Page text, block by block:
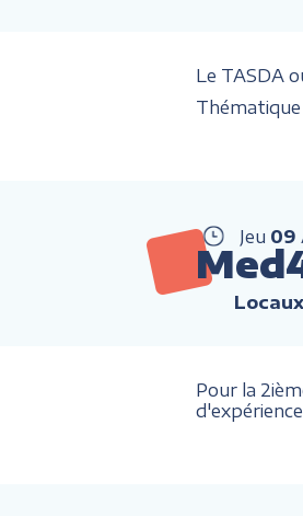
Le TASDA
Jeu 09
Pour la